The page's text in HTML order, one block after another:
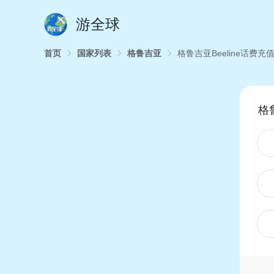
游全球
首页 国家列表 格鲁吉亚 格鲁吉亚Beeline话费充值
格